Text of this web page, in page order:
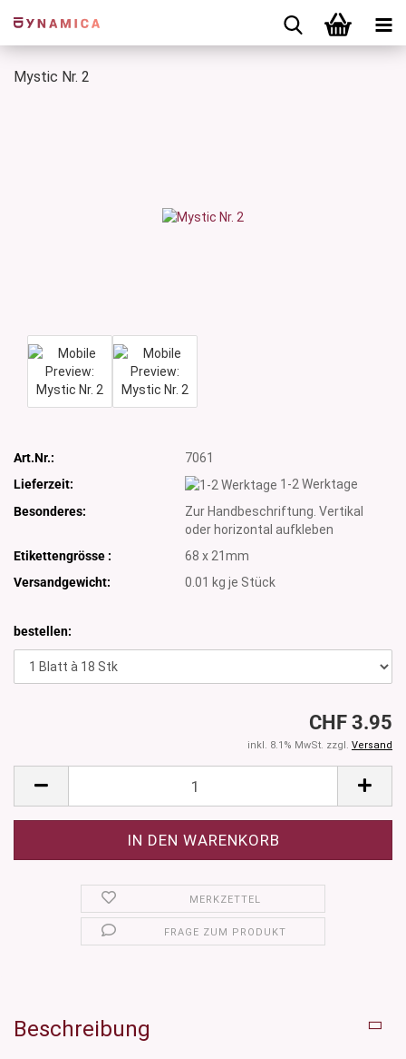
Mystic Nr. 2
Art.Nr.:
7061
Lieferzeit:
1-2 Werktage
Besonderes:
Zur Handbeschriftung. Vertikal
oder horizontal aufkleben
Etikettengrösse :
68 x 21mm
Versandgewicht:
0.01 kg je Stück
bestellen:
CHF 3.95
inkl. 8.1% MwSt. zzgl. Versand
MERKZETTEL
FRAGE ZUM PRODUKT
Beschreibung